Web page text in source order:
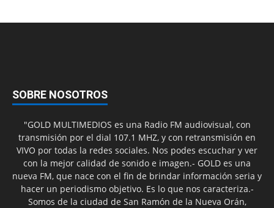
SOBRE NOSOTROS
"GOLD MULTIMEDIOS es una Radio FM audiovisual, con
transmisión por el dial 107.1 MHZ, y con retransmisión en
VIVO por todas la redes sociales. Nos podes escuchar y ver
con la mejor calidad de sonido e imagen.- GOLD es una
nueva FM, que nace con el fin de brindar información seria y
hacer un periodismo objetivo. Es lo que nos caracteriza.-
Somos de la ciudad de San Ramón de la Nueva Orán,